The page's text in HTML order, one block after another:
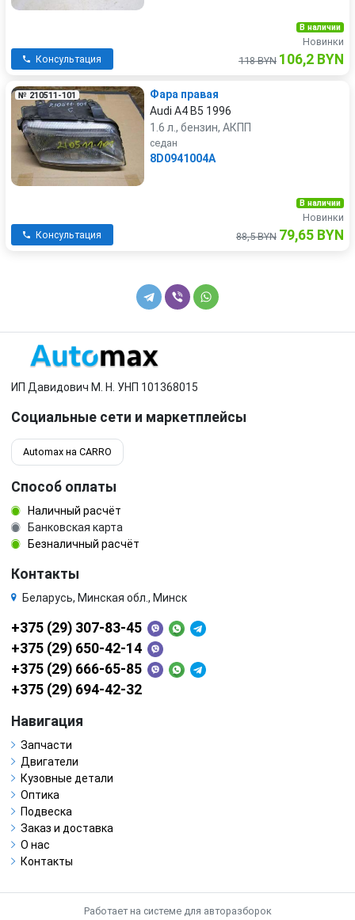
Консультация
В наличии
Новинки
118 BYN 106,2 BYN
№ 210511-101
Фара правая
Audi A4 B5 1996
1.6 л., бензин, АКПП
седан
8D0941004A
Консультация
В наличии
Новинки
88,5 BYN 79,65 BYN
ИП Давидович М. Н. УНП 101368015
Социальные сети и маркетплейсы
Automax на CARRO
Способ оплаты
Наличный расчёт
Банковская карта
Безналичный расчёт
Контакты
Беларусь, Минская обл., Минск
+375 (29) 307-83-45
+375 (29) 650-42-14
+375 (29) 666-65-85
+375 (29) 694-42-32
Навигация
Запчасти
Двигатели
Кузовные детали
Оптика
Подвеска
Заказ и доставка
О нас
Контакты
Работает на системе для авторазборок